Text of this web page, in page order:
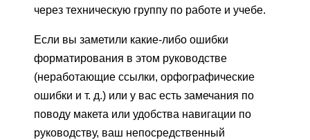
через техническую группу по работе и учебе.
Если вы заметили какие-либо ошибки
форматирования в этом руководстве
(неработающие ссылки, орфографические
ошибки и т. д.) или у вас есть замечания по
поводу макета или удобства навигации по
руководству, ваш непосредственный